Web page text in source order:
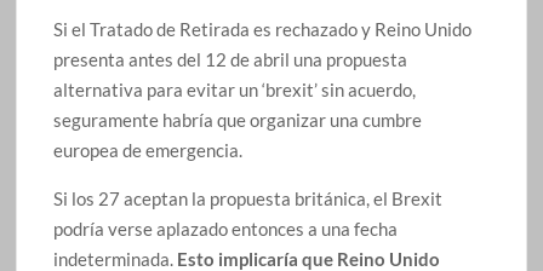
Si el Tratado de Retirada es rechazado y Reino Unido
presenta antes del 12 de abril una propuesta
alternativa para evitar un ‘brexit’ sin acuerdo,
seguramente habría que organizar una cumbre
europea de emergencia.
Si los 27 aceptan la propuesta británica, el Brexit
podría verse aplazado entonces a una fecha
indeterminada. Esto implicaría que Reino Unido